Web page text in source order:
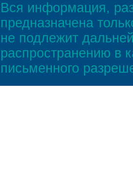
Вся информация,
предназначена
не подлежит
распространению в
письменного